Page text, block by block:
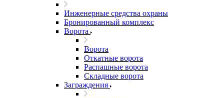
Инженерные средства охраны
Бронированный комплекс
Ворота
Ворота
Откатные ворота
Распашные ворота
Складные ворота
Заграждения